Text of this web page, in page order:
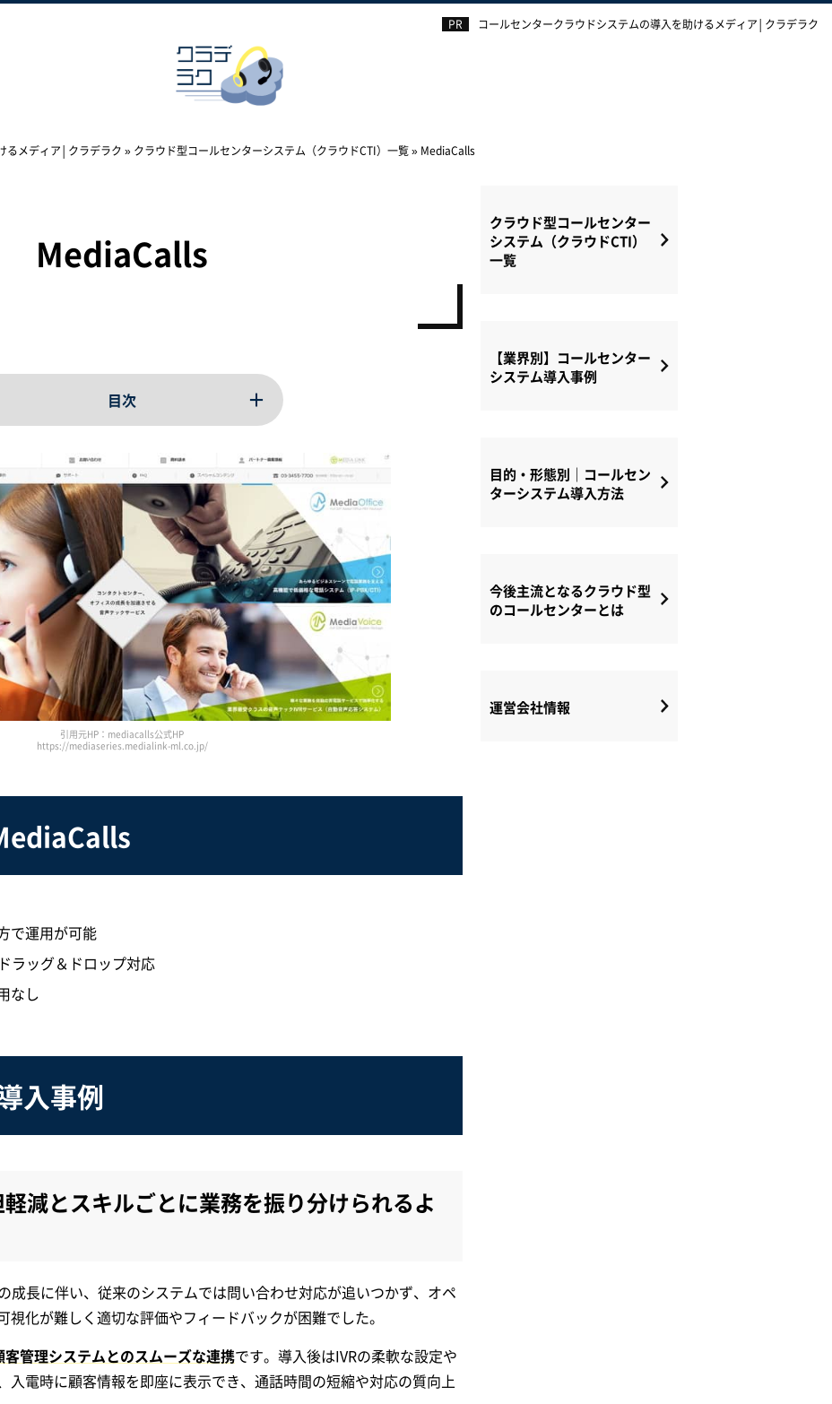
コールセンタークラウドシステムの導入を助けるメディア│クラデラク
るメディア│クラデラク » クラウド型コールセンターシステム（クラウドCTI）一覧» MediaCalls
MediaCalls
引用元HP：mediacalls公式HP
https://mediaseries.medialink-ml.co.jp/
で運用が可能
ラッグ＆ドロップ対応
なし
入事例
減とスキルごとに業務を振り分けられるよ
成長に伴い、従来のシステムでは問い合わせ対応が追いつかず、オペ
化が難しく適切な評価やフィードバックが困難でした。
管理システムとのスムーズな連携です。導入後はIVRの柔軟な設定や
入電時に顧客情報を即座に表示でき、通話時間の短縮や対応の質向上
クラウド型コールセンター
システム（クラウドCTI）
一覧
【業界別】コールセンター
システム導入事例
目的・形態別｜コールセン
ターシステム導入方法
今後主流となるクラウド型
のコールセンターとは
運営会社情報